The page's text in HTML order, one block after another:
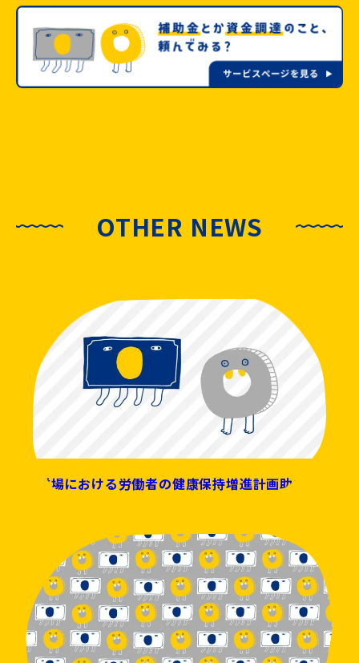
OTHER NEWS
事業場における労働者の健康保持増進計画助成金に